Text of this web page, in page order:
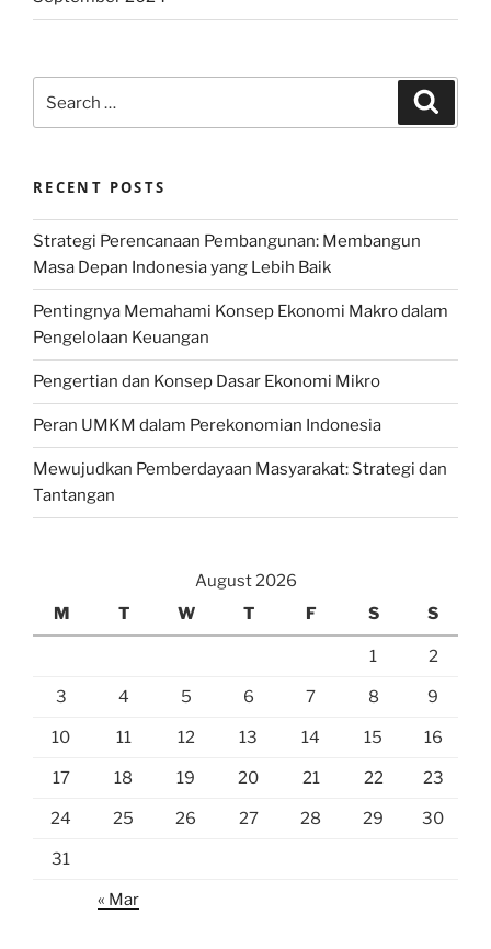
for:
RECENT POSTS
Strategi Perencanaan Pembangunan: Membangun
Masa Depan Indonesia yang Lebih Baik
Pentingnya Memahami Konsep Ekonomi Makro dalam
Pengelolaan Keuangan
Pengertian dan Konsep Dasar Ekonomi Mikro
Peran UMKM dalam Perekonomian Indonesia
Mewujudkan Pemberdayaan Masyarakat: Strategi dan
Tantangan
August 2026
M
T W T F S S
1 2
3 4 5 6 7 8 9
10 11 12 13 14 15 16
17 18 19 20 21 22 23
24 25 26 27 28 29 30
31
« Mar